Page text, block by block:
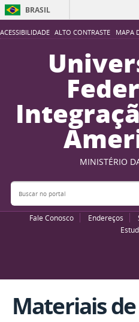
ACESSIBILIDADE ALTO CONTRASTE MAPA
BRASIL
MINISTÉRIO
Buscar no portal
Fale Conosco Endereços
Materiais